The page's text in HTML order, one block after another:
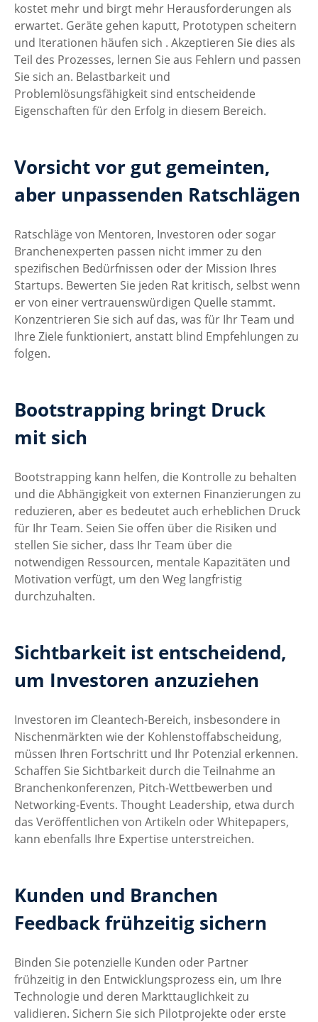
kostet mehr und birgt mehr Herausforderungen als
erwartet. Geräte gehen kaputt, Prototypen scheitern
und Iterationen häufen sich . Akzeptieren Sie dies als
Teil des Prozesses, lernen Sie aus Fehlern und passen
Sie sich an. Belastbarkeit und
Problemlösungsfähigkeit sind entscheidende
Eigenschaften für den Erfolg in diesem Bereich.
Vorsicht vor gut gemeinten,
aber unpassenden Ratschlägen
Ratschläge von Mentoren, Investoren oder sogar
Branchenexperten passen nicht immer zu den
spezifischen Bedürfnissen oder der Mission Ihres
Startups. Bewerten Sie jeden Rat kritisch, selbst wenn
er von einer vertrauenswürdigen Quelle stammt.
Konzentrieren Sie sich auf das, was für Ihr Team und
Ihre Ziele funktioniert, anstatt blind Empfehlungen zu
folgen.
Bootstrapping bringt Druck
mit sich
Bootstrapping kann helfen, die Kontrolle zu behalten
und die Abhängigkeit von externen Finanzierungen zu
reduzieren, aber es bedeutet auch erheblichen Druck
für Ihr Team. Seien Sie offen über die Risiken und
stellen Sie sicher, dass Ihr Team über die
notwendigen Ressourcen, mentale Kapazitäten und
Motivation verfügt, um den Weg langfristig
durchzuhalten.
Sichtbarkeit ist entscheidend,
um Investoren anzuziehen
Investoren im Cleantech-Bereich, insbesondere in
Nischenmärkten wie der Kohlenstoffabscheidung,
müssen Ihren Fortschritt und Ihr Potenzial erkennen.
Schaffen Sie Sichtbarkeit durch die Teilnahme an
Branchenkonferenzen, Pitch-Wettbewerben und
Networking-Events. Thought Leadership, etwa durch
das Veröffentlichen von Artikeln oder Whitepapers,
kann ebenfalls Ihre Expertise unterstreichen.
Kunden und Branchen
Feedback frühzeitig sichern
Binden Sie potenzielle Kunden oder Partner
frühzeitig in den Entwicklungsprozess ein, um Ihre
Technologie und deren Markttauglichkeit zu
validieren. Sichern Sie sich Pilotprojekte oder erste